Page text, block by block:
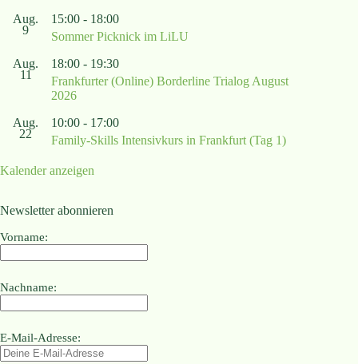
Aug.
9
15:00 - 18:00
Sommer Picknick im LiLU
Aug.
11
18:00 - 19:30
Frankfurter (Online) Borderline Trialog August
2026
Aug.
22
10:00 - 17:00
Family-Skills Intensivkurs in Frankfurt (Tag 1)
Kalender anzeigen
Newsletter abonnieren
Vorname:
Nachname:
E-Mail-Adresse: